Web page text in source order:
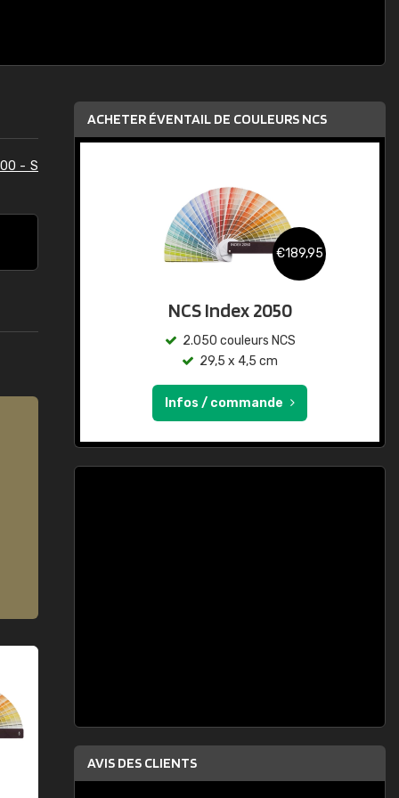
- S
ACHETER ÉVENTAIL DE COULEURS NCS
€189,95
NCS Index 2050
2.050 couleurs NCS
29,5 x 4,5 cm
Infos / commande
AVIS DES CLIENTS